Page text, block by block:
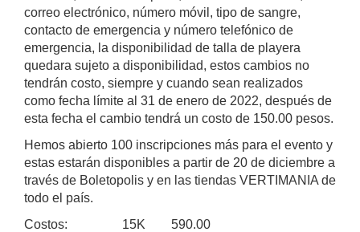
correo electrónico, número móvil, tipo de sangre,
contacto de emergencia y número telefónico de
emergencia, la disponibilidad de talla de playera
quedara sujeto a disponibilidad, estos cambios no
tendrán costo, siempre y cuando sean realizados
como fecha límite al 31 de enero de 2022, después de
esta fecha el cambio tendrá un costo de 150.00 pesos.
Hemos abierto 100 inscripciones más para el evento y
estas estarán disponibles a partir de 20 de diciembre a
través de Boletopolis y en las tiendas VERTIMANIA de
todo el país.
Costos: 15K 590.00